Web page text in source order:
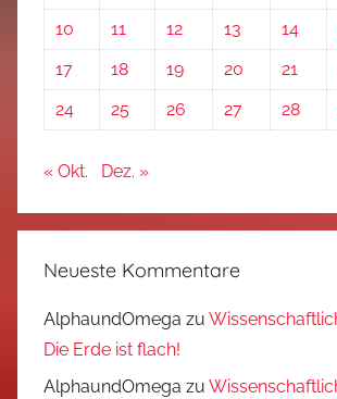
10
11 12 13 14
17
18 19 20 21
24
25 26 27 28
« Okt. Dez. »
Neueste Kommentare
AlphaundOmega zu
Die Erde ist flach!
AlphaundOmega zu